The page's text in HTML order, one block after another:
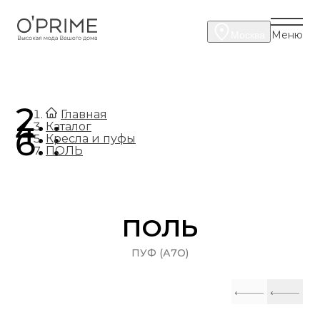
Меню
Главная
.
Каталог
.
Кресла и пуфы
.
ПОЛЬ
ПОЛЬ
ПУФ (А7О)